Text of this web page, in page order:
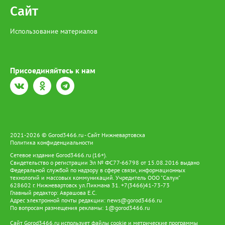
криминальных спектаклей стали незаконные выплаты на
общую сумму порядка 3 миллионов рублей. Во время обысков
которых разыгрывались аварийные спектакли, а также
возбуждено уголовное дело по ч. 4 ст. 159.5 УК РФ. Суд уже
избрал меру пресечения для фигурантов. Предполагаемый
организатор отправлен под стражу, а его сообщник будет
дожидаться развития событий под подпиской о невыезде.
Сайт
Использование материалов
Присоединяйтесь к нам
2021-2026 © Gorod3466.ru - Сайт Нижневартовска
Политика конфиденциальности
Сетевое издание Gorod3466.ru (16+).
Свидетельство о регистрации Эл № ФС77-66798 от 15.08.2016 выдано
Федеральной службой по надзору в сфере связи, информационных
технологий и массовых коммуникаций. Учредитель ООО "Салун"
628602 г. Нижневартовск ул.Пикмана 31. +7(3466)41-73-73
Главный редактор: Аврашова Е.С.
Адрес электронной почты редакции: news@gorod3466.ru
По вопросам размещения рекламы: 1@gorod3466.ru
Сайт Gorod3466.ru использует файлы cookie и метрические программы